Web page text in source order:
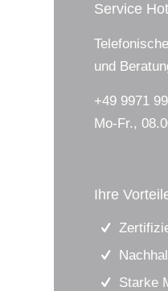
Service
und
+49 9971
Mo-Fr.,
Ihre
Starke